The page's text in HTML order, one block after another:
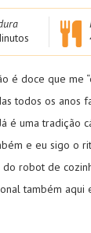
é doce que me
todos os anos
é uma tradição
e eu sigo o
robot de
também aqui